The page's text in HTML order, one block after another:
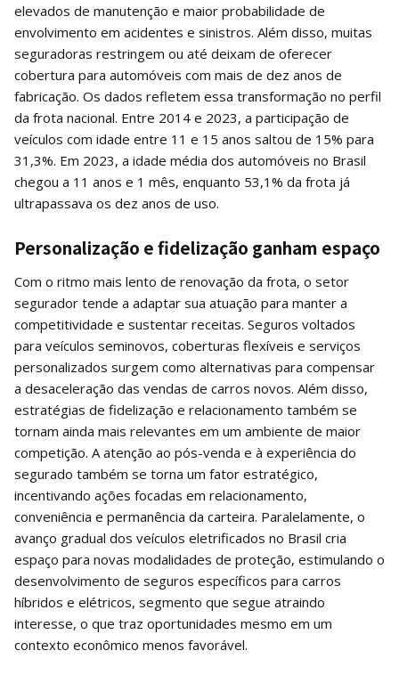
elevados de manutenção e maior probabilidade de
envolvimento em acidentes e sinistros. Além disso, muitas
seguradoras restringem ou até deixam de oferecer
cobertura para automóveis com mais de dez anos de
fabricação. Os dados refletem essa transformação no perfil
da frota nacional. Entre 2014 e 2023, a participação de
veículos com idade entre 11 e 15 anos saltou de 15% para
31,3%. Em 2023, a idade média dos automóveis no Brasil
chegou a 11 anos e 1 mês, enquanto 53,1% da frota já
ultrapassava os dez anos de uso.
Personalização e fidelização ganham espaço
Com o ritmo mais lento de renovação da frota, o setor
segurador tende a adaptar sua atuação para manter a
competitividade e sustentar receitas. Seguros voltados
para veículos seminovos, coberturas flexíveis e serviços
personalizados surgem como alternativas para compensar
a desaceleração das vendas de carros novos. Além disso,
estratégias de fidelização e relacionamento também se
tornam ainda mais relevantes em um ambiente de maior
competição. A atenção ao pós-venda e à experiência do
segurado também se torna um fator estratégico,
incentivando ações focadas em relacionamento,
conveniência e permanência da carteira. Paralelamente, o
avanço gradual dos veículos eletrificados no Brasil cria
espaço para novas modalidades de proteção, estimulando o
desenvolvimento de seguros específicos para carros
híbridos e elétricos, segmento que segue atraindo
interesse, o que traz oportunidades mesmo em um
contexto econômico menos favorável.